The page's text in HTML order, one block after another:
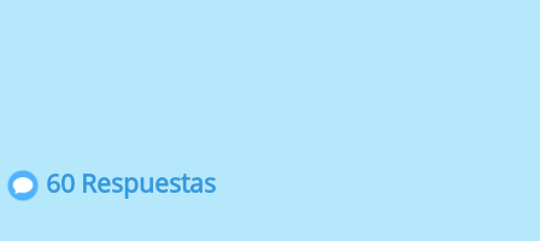
60 Respuestas